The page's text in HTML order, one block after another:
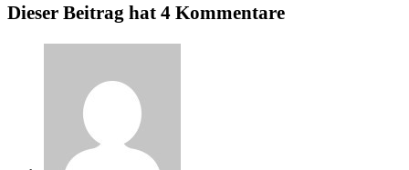
Dieser Beitrag hat 4 Kommentare